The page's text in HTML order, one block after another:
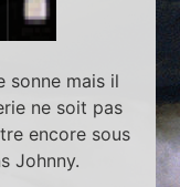
sonne mais il
ne soit pas
encore sous
Johnny.